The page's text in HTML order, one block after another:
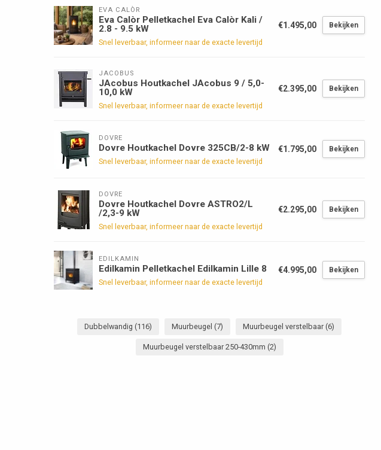
EVA CALÒR
Eva Calòr Pelletkachel Eva Calòr Kali /
2.8 - 9.5 kW
Snel leverbaar, informeer naar de exacte levertijd
€1.495,00 Bekijken
JACOBUS
JAcobus Houtkachel JAcobus 9 / 5,0-
10,0 kW
Snel leverbaar, informeer naar de exacte levertijd
€2.395,00 Bekijken
DOVRE
Dovre Houtkachel Dovre 325CB/2-8 kW
Snel leverbaar, informeer naar de exacte levertijd
€1.795,00 Bekijken
DOVRE
Dovre Houtkachel Dovre ASTRO2/L
/2,3-9 kW
Snel leverbaar, informeer naar de exacte levertijd
€2.295,00 Bekijken
EDILKAMIN
Edilkamin Pelletkachel Edilkamin Lille 8
Snel leverbaar, informeer naar de exacte levertijd
€4.995,00 Bekijken
Dubbelwandig (116) Muurbeugel (7) Muurbeugel verstelbaar (6)
Muurbeugel verstelbaar 250-430mm (2)